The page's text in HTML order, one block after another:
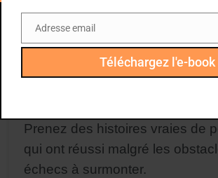
adorent les histoires.
Quel type de récits
Prenez des histoires vraies de
qui ont réussi malgré les
échecs à surmonter.
Email
Adresse email
Téléchargez l'e-book